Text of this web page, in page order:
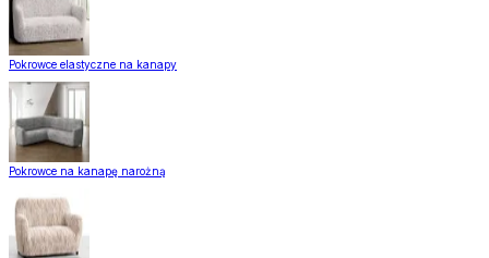
Pokrowce elastyczne na kanapy
Pokrowce na kanapę narożną